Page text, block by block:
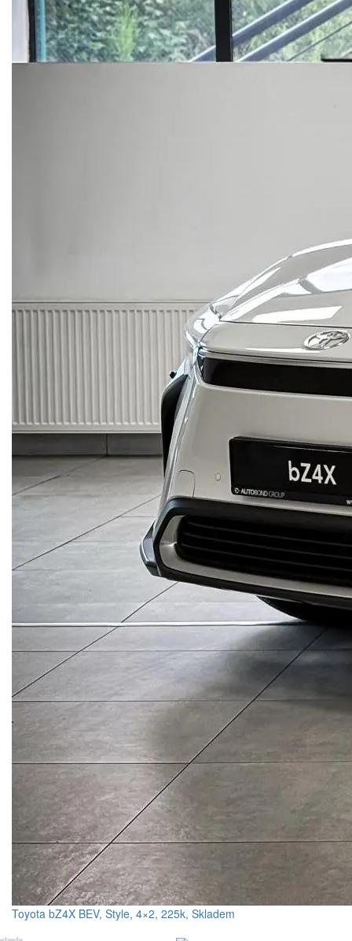
Toyota bZ4X BEV, Style, 4×2, 225k, Skladem